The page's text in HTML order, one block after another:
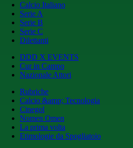
Calcio Italiano
Serie A
Serie B
Serie C
Dilettanti
DDD X EVENTS
Cur in Campo
Nazionale Attori
Rubriche
Calcio &amp; Tecnologia
Cinegol
Nomen Omen
La prima volta
Etimologie da Spogliatoio